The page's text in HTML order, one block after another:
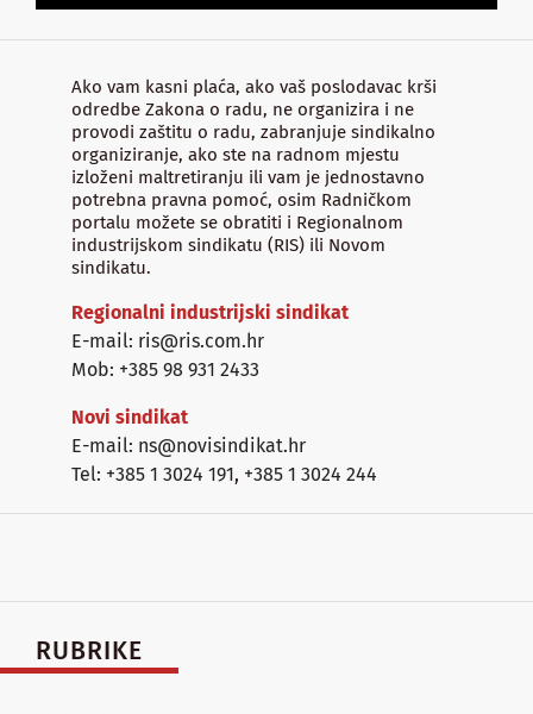
Ako vam kasni plaća, ako vaš poslodavac krši
odredbe Zakona o radu, ne organizira i ne
provodi zaštitu o radu, zabranjuje sindikalno
organiziranje, ako ste na radnom mjestu
izloženi maltretiranju ili vam je jednostavno
potrebna pravna pomoć, osim Radničkom
portalu možete se obratiti i Regionalnom
industrijskom sindikatu (RIS) ili Novom
sindikatu.
Regionalni industrijski sindikat
E-mail: ris@ris.com.hr
Mob: +385 98 931 2433
Novi sindikat
E-mail: ns@novisindikat.hr
Tel: +385 1 3024 191, +385 1 3024 244
RUBRIKE